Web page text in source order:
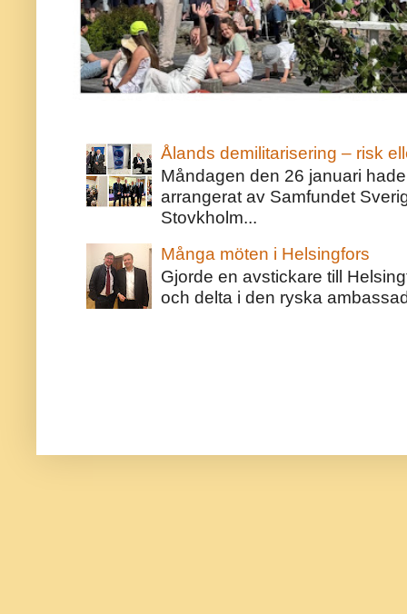
Ålands demilitarisering – risk
Måndagen den 26 januari
arrangerat av Samfundet
Stovkholm...
Många möten i Helsingfors
Gjorde en avstickare till
och delta i den ryska